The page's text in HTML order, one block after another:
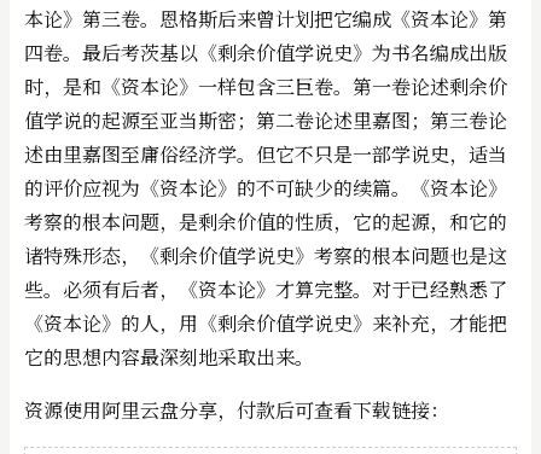
本论》第三卷。恩格斯后来曾计划把它编成《资本论》第
四卷。最后考茨基以《剩余价值学说史》为书名编成出版
时，是和《资本论》一样包含三巨卷。第一卷论述剩余价
值学说的起源至亚当斯密；第二卷论述里嘉图；第三卷论
述由里嘉图至庸俗经济学。但它不只是一部学说史，适当
的评价应视为《资本论》的不可缺少的续篇。《资本论》
考察的根本问题，是剩余价值的性质，它的起源，和它的
诸特殊形态，《剩余价值学说史》考察的根本问题也是这
些。必须有后者，《资本论》才算完整。对于已经熟悉了
《资本论》的人，用《剩余价值学说史》来补充，才能把
它的思想内容最深刻地采取出来。
资源使用阿里云盘分享，付款后可查看下载链接：